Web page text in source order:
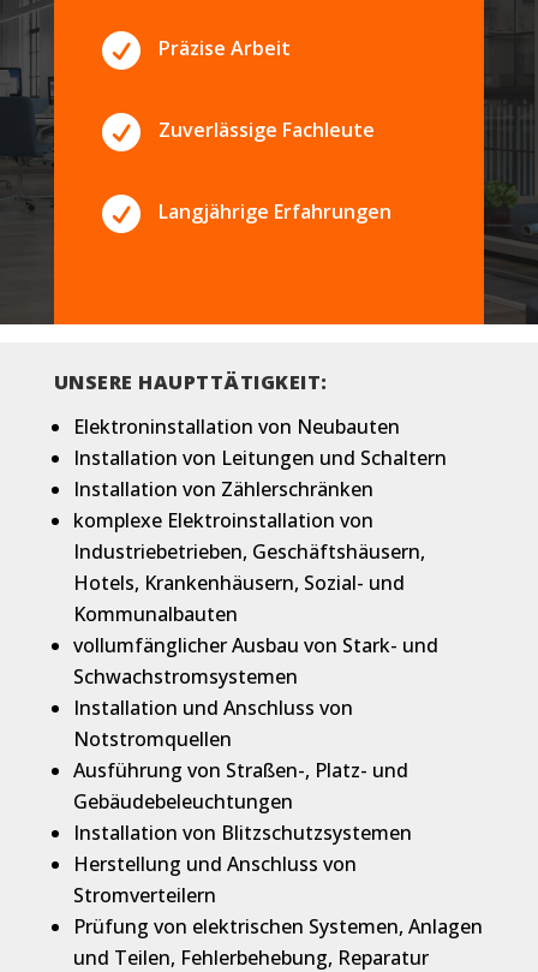
 Präzise Arbeit
 Zuverlässige Fachleute
 Langjährige Erfahrungen
UNSERE HAUPTTÄTIGKEIT:
Elektroninstallation von Neubauten
Installation von Leitungen und Schaltern
Installation von Zählerschränken
komplexe Elektroinstallation von
Industriebetrieben, Geschäftshäusern,
Hotels, Krankenhäusern, Sozial- und
Kommunalbauten
vollumfänglicher Ausbau von Stark- und
Schwachstromsystemen
Installation und Anschluss von
Notstromquellen
Ausführung von Straßen-, Platz- und
Gebäudebeleuchtungen
Installation von Blitzschutzsystemen
Herstellung und Anschluss von
Stromverteilern
Prüfung von elektrischen Systemen, Anlagen
und Teilen, Fehlerbehebung, Reparatur